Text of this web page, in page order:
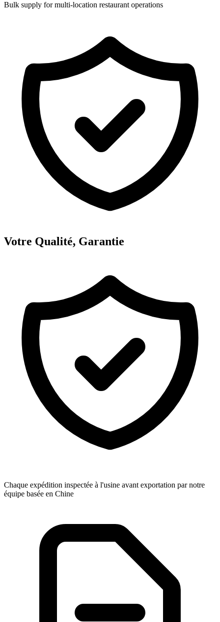
Bulk supply for multi-location restaurant operations
Votre Qualité, Garantie
Chaque expédition inspectée à l'usine avant exportation par notre
équipe basée en Chine